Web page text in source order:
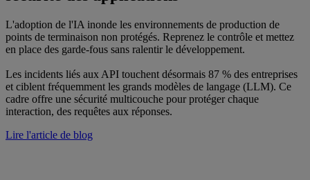
L'adoption de l'IA inonde les environnements de production de
points de terminaison non protégés. Reprenez le contrôle et mettez
en place des garde-fous sans ralentir le développement.
Les incidents liés aux API touchent désormais 87 % des entreprises
et ciblent fréquemment les grands modèles de langage (LLM). Ce
cadre offre une sécurité multicouche pour protéger chaque
interaction, des requêtes aux réponses.
Lire l'article de blog